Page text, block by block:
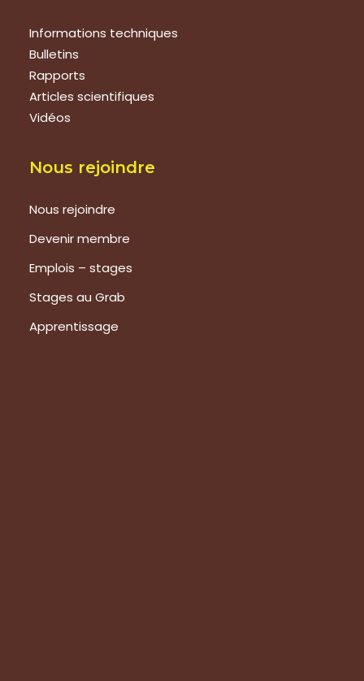
Informations techniques
Bulletins
Rapports
Articles scientifiques
Vidéos
Nous rejoindre
Nous rejoindre
Devenir membre
Emplois – stages
Stages au Grab
Apprentissage